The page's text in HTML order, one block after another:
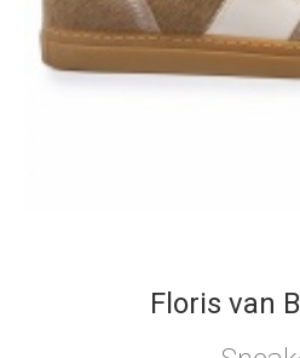
Floris van